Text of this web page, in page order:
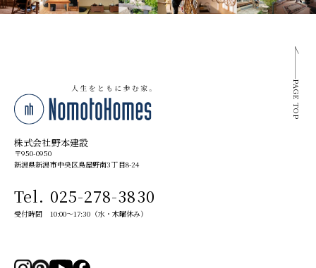
株式会社野本建設
〒950-0950
新潟県新潟市中央区鳥屋野南3丁目8-24
Tel. 025-278-3830
受付時間 10:00～17:30（水・木曜休み）
PAGE TOP